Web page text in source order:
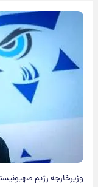
وزیرخارجه رژیم